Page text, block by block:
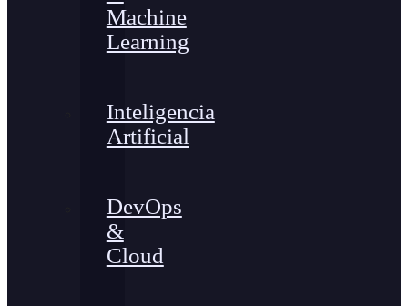
Machine
Learning
Inteligencia
Artificial
DevOps
&
Cloud